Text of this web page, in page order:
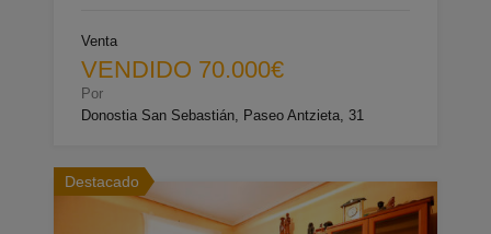
Venta
VENDIDO 70.000€
Por
Donostia San Sebastián, Paseo Antzieta, 31
Destacado